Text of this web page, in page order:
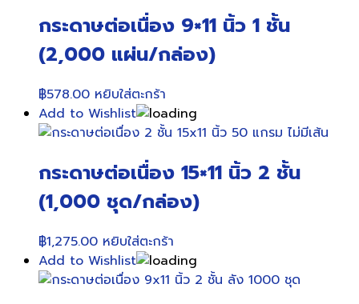
กระดาษต่อเนื่อง 9×11 นิ้ว 1 ชั้น
(2,000 แผ่น/กล่อง)
฿578.00 หยิบใส่ตะกร้า
Add to Wishlist
กระดาษต่อเนื่อง 15×11 นิ้ว 2 ชั้น
(1,000 ชุด/กล่อง)
฿1,275.00 หยิบใส่ตะกร้า
Add to Wishlist